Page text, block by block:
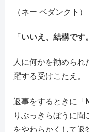
（ネー ベダンクト）
「いいえ、結構です。
人に何かを勧めら
躍する受けこたえ。
返事をするときに「
りぶっきらぼうに
をやわらかくして返